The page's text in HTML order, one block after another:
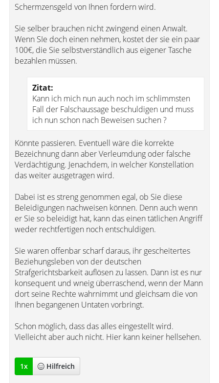
Schermzensgeld von Ihnen fordern wird.
Sie selber brauchen nicht zwingend einen Anwalt.
Wenn SIe doch einen nehmen, kostet der sie ein paar
100€, die Sie selbstverständlich aus eigener Tasche
bezahlen müssen.
Zitat:
Kann ich mich nun auch noch im schlimmsten
Fall der Falschaussage beschuldigen und muss
ich nun schon nach Beweisen suchen ?
Könnte passieren. Eventuell wäre die korrekte
Bezeichnung dann aber Verleumdung oder falsche
Verdächtigung. Jenachdem, in welcher Konstellation
das weiter ausgetragen wird.
Dabei ist es streng genommen egal, ob Sie diese
Beleidigungen nachweisen können. Denn auch wenn
er Sie so beleidigt hat, kann das einen tätlichen Angriff
weder rechtfertigen noch entschuldigen.
Sie waren offenbar scharf daraus, ihr gescheitertes
Beziehungsleben von der deutschen
Strafgerichtsbarkeit auflösen zu lassen. Dann ist es nur
konsequent und wneig überraschend, wenn der Mann
dort seine Rechte wahrnimmt und gleichsam die von
Ihnen begangenen Untaten vorbringt.
Schon möglich, dass das alles eingestellt wird.
Vielleicht aber auch nicht. Hier kann keiner hellsehen.
1x Hilfreich